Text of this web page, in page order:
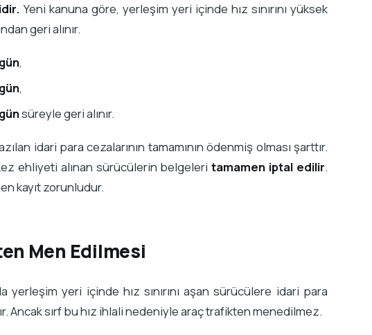
Yeni kanuna göre, yerleşim yeri içinde hız sınırını yüksek
geri alınır.
,
,
süreyle geri alınır.
idari para cezalarının tamamının ödenmiş olması şarttır.
ehliyeti alınan sürücülerin belgeleritamamen iptal edilir.
kayıt zorunludur.
Men Edilmesi
yerleşim yeri içinde hız sınırını aşan sürücülere idari para
Ancak sırf bu hız ihlali nedeniyle araç trafikten menedilmez.